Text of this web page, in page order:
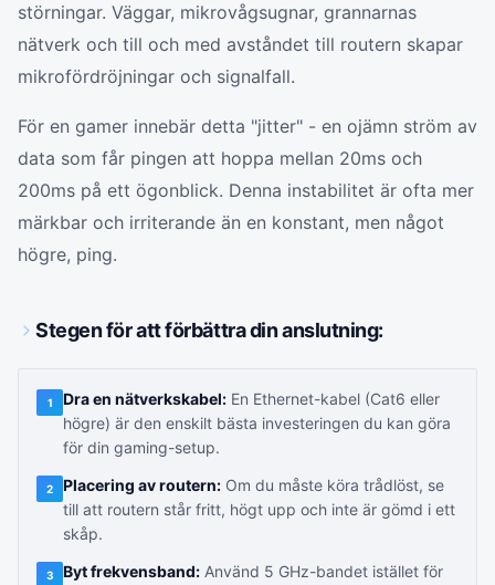
störningar. Väggar, mikrovågsugnar, grannarnas
nätverk och till och med avståndet till routern skapar
mikrofördröjningar och signalfall.
För en gamer innebär detta "jitter" - en ojämn ström av
data som får pingen att hoppa mellan 20ms och
200ms på ett ögonblick. Denna instabilitet är ofta mer
märkbar och irriterande än en konstant, men något
högre, ping.
Stegen för att förbättra din anslutning:
1 Dra en nätverkskabel: En Ethernet-kabel (Cat6 eller
högre) är den enskilt bästa investeringen du kan göra
för din gaming-setup.
2 Placering av routern: Om du måste köra trådlöst, se
till att routern står fritt, högt upp och inte är gömd i ett
skåp.
3 Byt frekvensband: Använd 5 GHz-bandet istället för